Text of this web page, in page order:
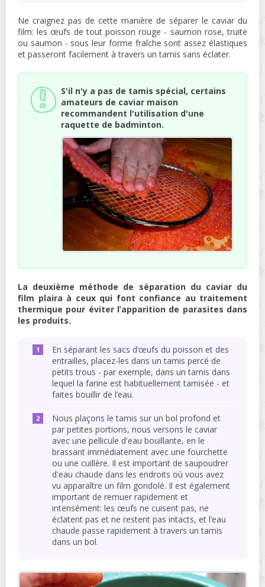
Ne craignez pas de cette manière de séparer le caviar du
film: les œufs de tout poisson rouge - saumon rose, truite
ou saumon - sous leur forme fraîche sont assez élastiques
et passeront facilement à travers un tamis sans éclater.
S'il n'y a pas de tamis spécial, certains
amateurs de caviar maison
recommandent l'utilisation d'une
raquette de badminton.
La deuxième méthode de séparation du caviar du
film plaira à ceux qui font confiance au traitement
thermique pour éviter l’apparition de parasites dans
les produits.
En séparant les sacs d’œufs du poisson et des
entrailles, placez-les dans un tamis percé de
petits trous - par exemple, dans un tamis dans
lequel la farine est habituellement tamisée - et
faites bouillir de l’eau.
Nous plaçons le tamis sur un bol profond et
par petites portions, nous versons le caviar
avec une pellicule d'eau bouillante, en le
brassant immédiatement avec une fourchette
ou une cuillère. Il est important de saupoudrer
d'eau chaude dans les endroits où vous avez
vu apparaître un film gondolé. Il est également
important de remuer rapidement et
intensément: les œufs ne cuisent pas, ne
éclatent pas et ne restent pas intacts, et l’eau
chaude passe rapidement à travers un tamis
dans un bol.